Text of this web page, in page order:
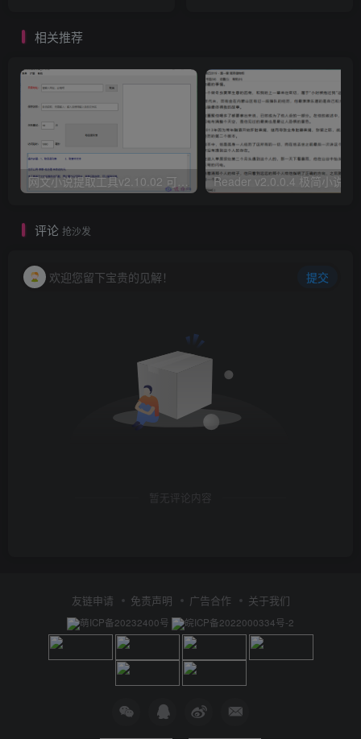
相关推荐
评论 抢沙发
欢迎您留下宝贵的见解！ 提交
暂无评论内容
友链申请 免责声明 广告合作 关于我们
萌ICP备20232400号 皖ICP备2022000334号-2